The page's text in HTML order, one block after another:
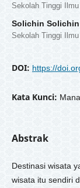
Sekolah Tinggi
Solichin Solichin
Sekolah Tinggi
DOI: https://
Kata Kunci:
Abstrak
Destinasi wisata
wisata itu sendiri